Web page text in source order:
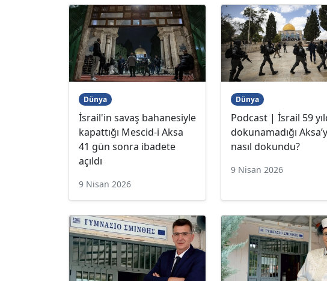
Dünya
İsrail'in savaş bahanesiyle
kapattığı Mescid-i Aksa
41 gün sonra ibadete
açıldı
9 Nisan 2026
Dünya
Podcast | İsrail 59
dokunamadığı
nasıl dokundu?
9 Nisan 2026